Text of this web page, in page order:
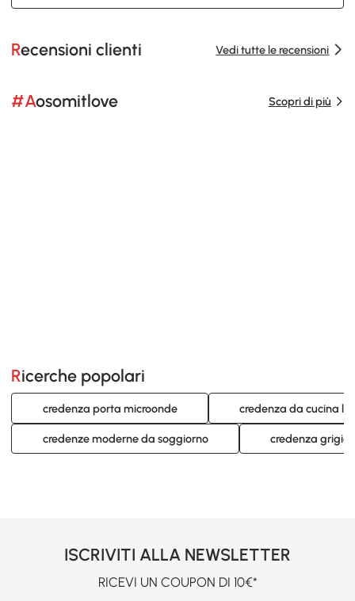
Recensioni clienti Vedi tutte le recensioni
#Aosomitlove Scopri di più
Ricerche popolari
credenza porta microonde credenza da cucina
credenze moderne da soggiorno credenza grigia
ISCRIVITI ALLA NEWSLETTER
RICEVI UN COUPON DI 10€*